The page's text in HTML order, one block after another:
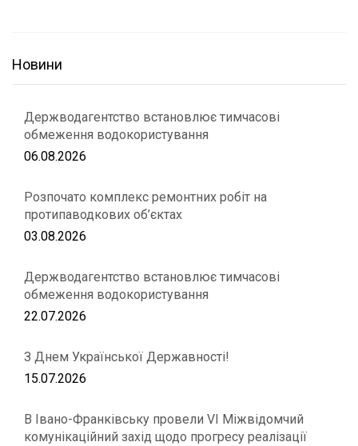
Новини
Держводагентство встановлює тимчасові
обмеження водокористування
06.08.2026
Розпочато комплекс ремонтних робіт на
протипаводкових об’єктах
03.08.2026
Держводагентство встановлює тимчасові
обмеження водокористування
22.07.2026
З Днем Української Державності!
15.07.2026
В Івано-Франківську провели VІ Міжвідомчий
комунікаційний захід щодо прогресу реалізації